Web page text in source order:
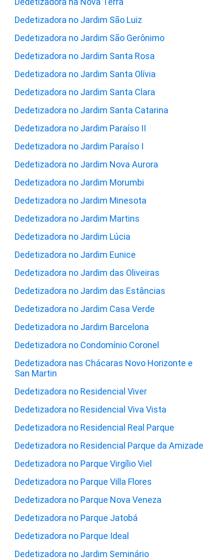
Dedetizadora no Jardim São Luiz
Dedetizadora no Jardim São Gerônimo
Dedetizadora no Jardim Santa Rosa
Dedetizadora no Jardim Santa Olívia
Dedetizadora no Jardim Santa Clara
Dedetizadora no Jardim Santa Catarina
Dedetizadora no Jardim Paraíso II
Dedetizadora no Jardim Paraíso I
Dedetizadora no Jardim Nova Aurora
Dedetizadora no Jardim Morumbi
Dedetizadora no Jardim Minesota
Dedetizadora no Jardim Martins
Dedetizadora no Jardim Lúcia
Dedetizadora no Jardim Eunice
Dedetizadora no Jardim das Oliveiras
Dedetizadora no Jardim das Estâncias
Dedetizadora no Jardim Casa Verde
Dedetizadora no Jardim Barcelona
Dedetizadora no Condomínio Coronel
Dedetizadora nas Chácaras Novo Horizonte e
San Martin
Dedetizadora no Residencial Viver
Dedetizadora no Residencial Viva Vista
Dedetizadora no Residencial Real Parque
Dedetizadora no Residencial Parque da Amizade
Dedetizadora no Parque Virgílio Viel
Dedetizadora no Parque Villa Flores
Dedetizadora no Parque Nova Veneza
Dedetizadora no Parque Jatobá
Dedetizadora no Parque Ideal
Dedetizadora no Jardim Seminário